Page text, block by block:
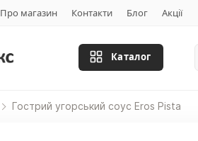
Про магазин Контакти Блог Акції
Каталог
Гострий угорський соус Eros Pista